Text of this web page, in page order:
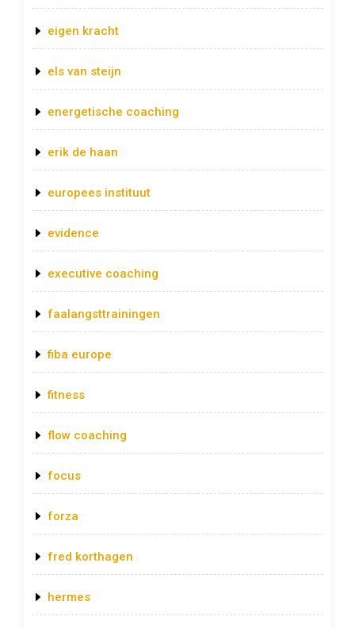
eigen kracht
els van steijn
energetische coaching
erik de haan
europees instituut
evidence
executive coaching
faalangsttrainingen
fiba europe
fitness
flow coaching
focus
forza
fred korthagen
hermes